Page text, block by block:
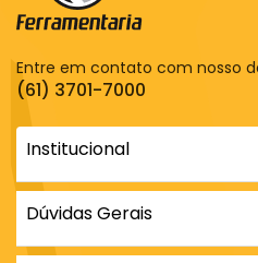
Entre em contato com nosso
(61) 3701-7000
Institucional
Dúvidas Gerais